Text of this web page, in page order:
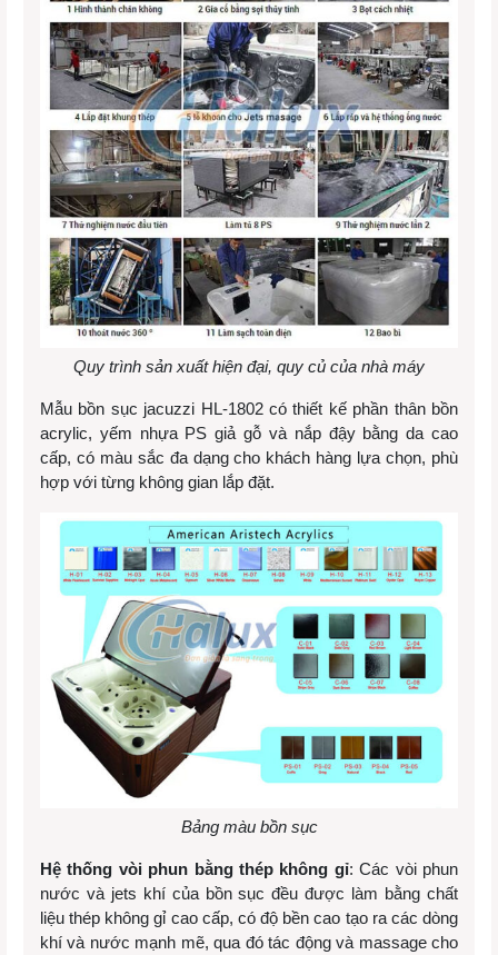
Quy trình sản xuất hiện đại, quy củ của nhà máy
Mẫu bồn sục jacuzzi HL-1802 có thiết kế phần thân bồn
acrylic, yếm nhựa PS giả gỗ và nắp đậy bằng da cao
cấp, có màu sắc đa dạng cho khách hàng lựa chọn, phù
hợp với từng không gian lắp đặt.
Bảng màu bồn sục
Hệ thống vòi phun bằng thép không gỉ: Các vòi phun
nước và jets khí của bồn sục đều được làm bằng chất
liệu thép không gỉ cao cấp, có độ bền cao tạo ra các dòng
khí và nước mạnh mẽ, qua đó tác động và massage cho